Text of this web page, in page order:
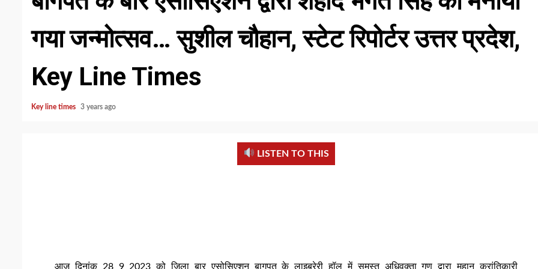
गया जन्मोत्सव… सुशील चौहान, स्टेट रिपोर्टर उत्तर प्रदेश,
Key Line Times
Key line times 3 years ago
LISTEN TO THIS
आज दिनांक 28 9 2023 को जिला बार एसोसिएशन बागपत के लाइब्रेरी हॉल में समस्त अधिवक्ता गण द्वारा महान क्रांतिकारी